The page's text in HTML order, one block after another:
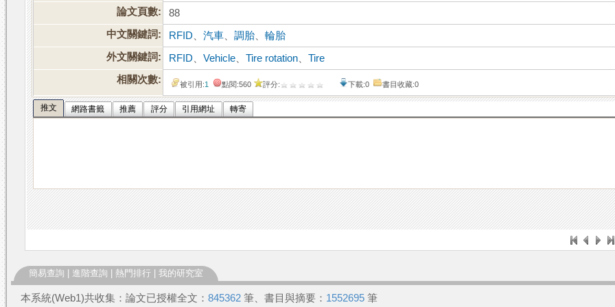
論文頁數:
88
中文關鍵詞:
RFID 、汽車 、調胎 、輪胎
外文關鍵詞:
RFID 、Vehicle 、Tire rotation 、Tire
相關次數:
被引用:1 點閱:560 評分: 下載:0 書目收藏:0
推文 網路書籤 推薦 評分 引用網址 轉寄
簡易查詢 進階查詢 熱門排行 我的研究室
本系統(Web1)共收集：論文已授權全文： 845362 筆、書目與摘要： 1552695 筆